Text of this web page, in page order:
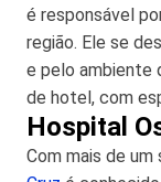
é responsável
região. Ele se
e pelo ambiente
de hotel, com
Hospital
Com mais de